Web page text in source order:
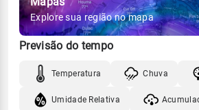
Explore sua região no mapa
Previsão do tempo
Temperatura Chuva
Umidade Relativa